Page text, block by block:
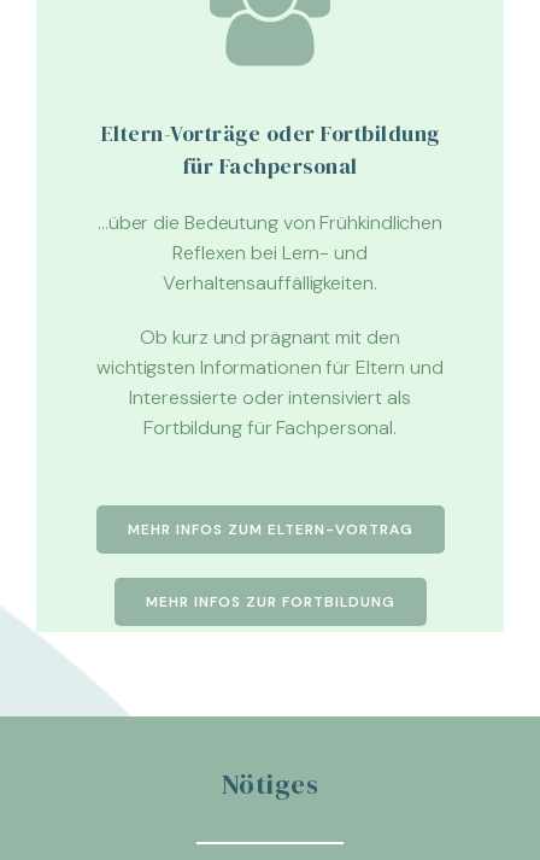
Eltern-Vorträge oder Fortbildung
für Fachpersonal
…über die Bedeutung von Frühkindlichen
Reflexen bei Lern- und
Verhaltensauffälligkeiten.
Ob kurz und prägnant mit den
wichtigsten Informationen für Eltern und
Interessierte oder intensiviert als
Fortbildung für Fachpersonal.
MEHR INFOS ZUM ELTERN-VORTRAG
MEHR INFOS ZUR FORTBILDUNG
Nötiges